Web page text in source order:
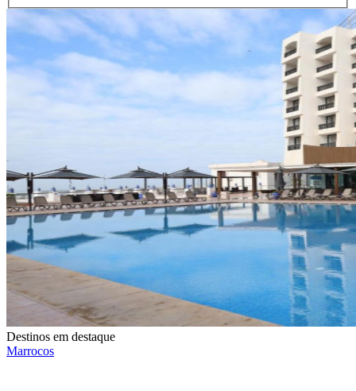
Destinos em destaque
Marrocos